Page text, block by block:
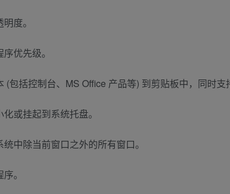
度。
优先级。
包括控制台、MS Office 产品等) 到剪贴板中，同时支
或挂起到系统托盘。
中除当前窗口之外的所有窗口。
。